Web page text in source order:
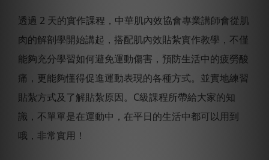
透過 2 天的實作課程，中華肌內效協會專業講師會從肌
肉的解剖學開始講起，搭配肌內效貼紮實作教學，不僅
能夠充分學習如何避免運動傷害，預防生活中的疲勞酸
痛，更能夠懂得促進運動表現的各種方式。並實地練習
貼紮方式及了解貼紮原因。C級課程所帶給大家的知
識，不單單是在運動中，在平日的生活中都可以用到
哦，非常實用！